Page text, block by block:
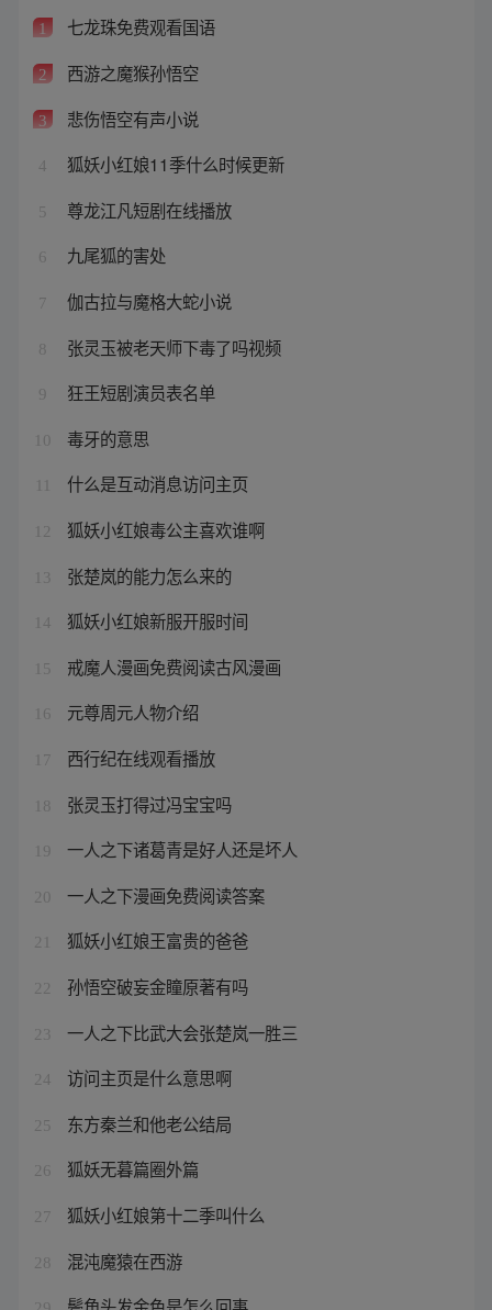
1 七龙珠免费观看国语
2 西游之魔猴孙悟空
3 悲伤悟空有声小说
4 狐妖小红娘11季什么时候更新
5 尊龙江凡短剧在线播放
6 九尾狐的害处
7 伽古拉与魔格大蛇小说
8 张灵玉被老天师下毒了吗视频
9 狂王短剧演员表名单
10 毒牙的意思
什么是互动消息访问主页
12 狐妖小红娘毒公主喜欢谁啊
13 张楚岚的能力怎么来的
14 狐妖小红娘新服开服时间
15 戒魔人漫画免费阅读古风漫画
16 元尊周元人物介绍
17 西行纪在线观看播放
18 张灵玉打得过冯宝宝吗
19 一人之下诸葛青是好人还是坏人
20 一人之下漫画免费阅读答案
21 狐妖小红娘王富贵的爸爸
22 孙悟空破妄金瞳原著有吗
23 一人之下比武大会张楚岚一胜三
24 访问主页是什么意思啊
25 东方秦兰和他老公结局
26 狐妖无暮篇圈外篇
27 狐妖小红娘第十二季叫什么
28 混沌魔猿在西游